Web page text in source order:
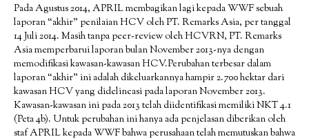
Pada Agustus 2014, APRIL membagikan lagi kepada WWF sebuah
laporan “akhir” penilaian HCV oleh PT. Remarks Asia, per tanggal
14 Juli 2014. Masih tanpa peer-review oleh HCVRN, PT. Remarks
Asia memperbarui laporan bulan November 2013-nya dengan
memodifikasi kawasan-kawasan HCV.Perubahan terbesar dalam
laporan “akhir” ini adalah dikeluarkannya hampir 2.700 hektar dari
kawasan HCV yang didelineasi pada laporan November 2013.
Kawasan-kawasan ini pada 2013 telah diidentifikasi memiliki NKT 4.1
(Peta 4b). Untuk perubahan ini hanya ada penjelasan diberikan oleh
staf APRIL kepada WWF bahwa perusahaan telah memutuskan bahwa